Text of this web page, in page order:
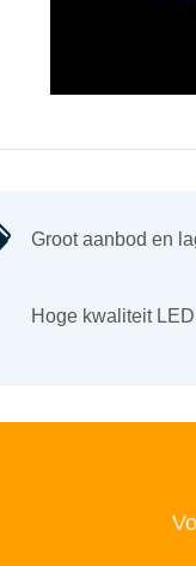
Groot aanbod en
Hoge kwaliteit